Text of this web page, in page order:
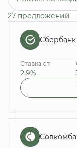
27 предложений
Сбербанк
Ставка от
2.9%